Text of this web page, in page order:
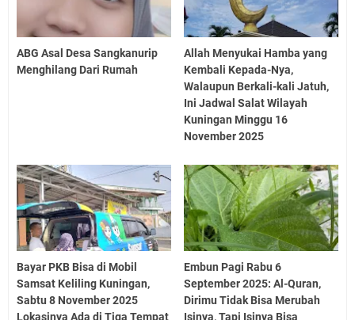
ABG Asal Desa Sangkanurip
Menghilang Dari Rumah
Allah Menyukai Hamba yang
Kembali Kepada-Nya,
Walaupun Berkali-kali Jatuh,
Ini Jadwal Salat Wilayah
Kuningan Minggu 16
November 2025
Bayar PKB Bisa di Mobil
Samsat Keliling Kuningan,
Sabtu 8 November 2025
Lokasinya Ada di Tiga Tempat
Embun Pagi Rabu 6
September 2025: Al-Quran,
Dirimu Tidak Bisa Merubah
Isinya, Tapi Isinya Bisa